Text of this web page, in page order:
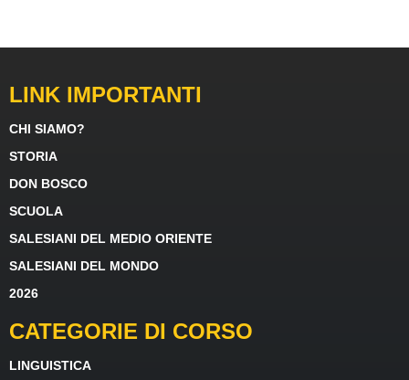
LINK IMPORTANTI
CHI SIAMO?
STORIA
DON BOSCO
SCUOLA
SALESIANI DEL MEDIO ORIENTE
SALESIANI DEL MONDO
2026
CATEGORIE DI CORSO
LINGUISTICA